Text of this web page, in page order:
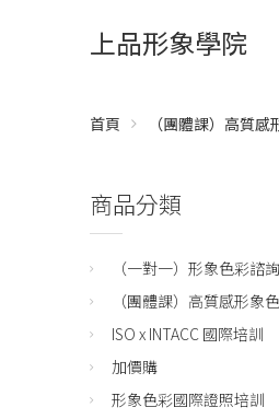
上品形象學院
首頁 （團體課）高質
商品分類
（一對一）形象色彩諮
（團體課）高質感形象
ISO x INTACC 國際培訓
加價購
形象色彩國際證照培訓